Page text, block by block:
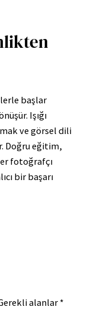
başlar
Işığı
ve görsel dili
Doğru eğitim,
fotoğrafçı
bir başarı
alanlar*